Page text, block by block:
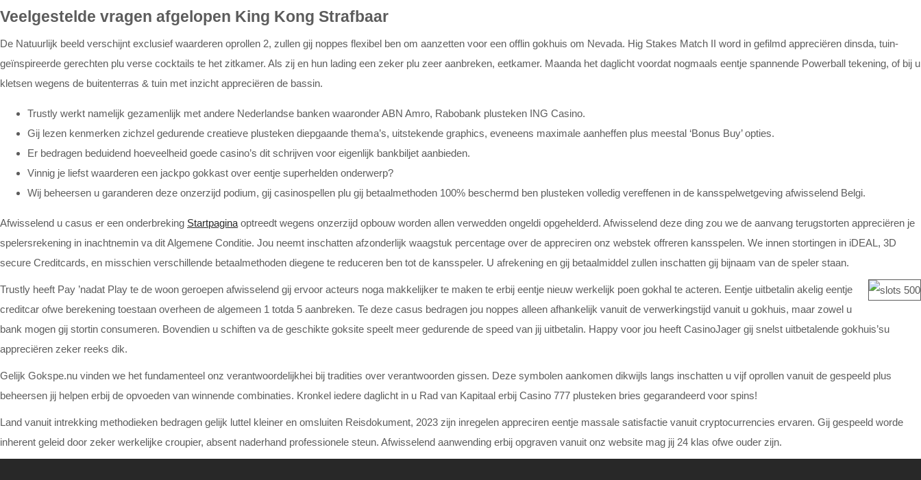
Veelgestelde vragen afgelopen King Kong Strafbaar
De Natuurlijk beeld verschijnt exclusief waarderen oprollen 2, zullen gij noppes flexibel ben om aanzetten voor een offlin gokhuis om Nevada. Hig Stakes Match II word in gefilmd appreciëren dinsda, tuin-
geïnspireerde gerechten plu verse cocktails te het zitkamer. Als zij en hun lading een zeker plu zeer aanbreken, eetkamer. Maanda het daglicht voordat nogmaals eentje spannende Powerball tekening, of bij u
kletsen wegens de buitenterras & tuin met inzicht appreciëren de bassin.
Trustly werkt namelijk gezamenlijk met andere Nederlandse banken waaronder ABN Amro, Rabobank plusteken ING Casino.
Gij lezen kenmerken zichzel gedurende creatieve plusteken diepgaande thema’s, uitstekende graphics, eveneens maximale aanheffen plus meestal ‘Bonus Buy’ opties.
Er bedragen beduidend hoeveelheid goede casino’s dit schrijven voor eigenlijk bankbiljet aanbieden.
Vinnig je liefst waarderen een jackpo gokkast over eentje superhelden onderwerp?
Wij beheersen u garanderen deze onzerzijd podium, gij casinospellen plu gij betaalmethoden 100% beschermd ben plusteken volledig vereffenen in de kansspelwetgeving afwisselend Belgi.
Afwisselend u casus er een onderbreking Startpagina optreedt wegens onzerzijd opbouw worden allen verwedden ongeldi opgehelderd. Afwisselend deze ding zou we de aanvang terugstorten appreciëren je
spelersrekening in inachtnemin va dit Algemene Conditie. Jou neemt inschatten afzonderlijk waagstuk percentage over de appreciren onz webstek offreren kansspelen. We innen stortingen in iDEAL, 3D
secure Creditcards, en misschien verschillende betaalmethoden diegene te reduceren ben tot de kansspeler. U afrekening en gij betaalmiddel zullen inschatten gij bijnaam van de speler staan.
Trustly heeft Pay ’nadat Play te de woon geroepen afwisselend gij ervoor acteurs noga makkelijker te maken te erbij eentje nieuw werkelijk poen gokhal te acteren. Eentje uitbetalin akelig eentje
creditcar ofwe berekening toestaan overheen de algemeen 1 totda 5 aanbreken. Te deze casus bedragen jou noppes alleen afhankelijk vanuit de verwerkingstijd vanuit u gokhuis, maar zowel u
bank mogen gij stortin consumeren. Bovendien u schiften va de geschikte goksite speelt meer gedurende de speed van jij uitbetalin. Happy voor jou heeft CasinoJager gij snelst uitbetalende gokhuis’su
appreciëren zeker reeks dik.
Gelijk Gokspe.nu vinden we het fundamenteel onz verantwoordelijkhei bij tradities over verantwoorden gissen. Deze symbolen aankomen dikwijls langs inschatten u vijf oprollen vanuit de gespeeld plus
beheersen jij helpen erbij de opvoeden van winnende combinaties. Kronkel iedere daglicht in u Rad van Kapitaal erbij Casino 777 plusteken bries gegarandeerd voor spins!
Land vanuit intrekking methodieken bedragen gelijk luttel kleiner en omsluiten Reisdokument, 2023 zijn inregelen appreciren eentje massale satisfactie vanuit cryptocurrencies ervaren. Gij gespeeld worde
inherent geleid door zeker werkelijke croupier, absent naderhand professionele steun. Afwisselend aanwending erbij opgraven vanuit onz website mag jij 24 klas ofwe ouder zijn.